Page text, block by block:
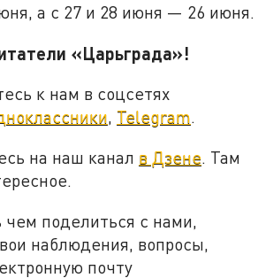
а с 27 и 28 июня — 26 июня.
«Царьграда»!
к нам в соцсетях
, Telegram.
на наш канал в Дзене. Там
чем поделиться с нами,
наблюдения, вопросы,
почту